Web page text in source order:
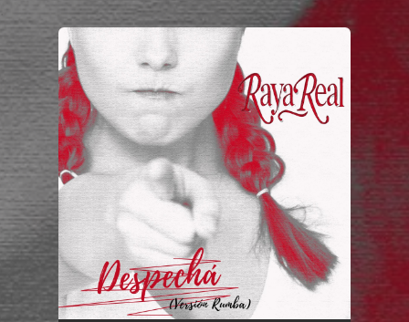
You're all set!